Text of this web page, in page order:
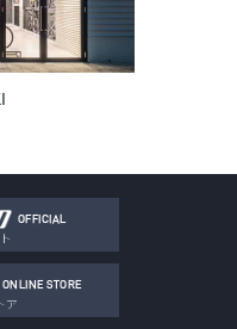
OFFICIAL
ONLINE STORE
ア